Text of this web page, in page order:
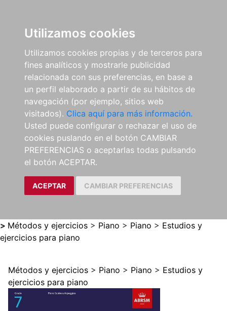
Utilizamos cookies
Utilizamos cookies propias y de terceros para
fines analíticos y mostrarle publicidad
relacionada con sus preferencias, en base a
un perfil elaborado a partir de su hábitos de
navegación (por ejemplo, sitios web
visitados). Clica aquí para más información.
Usted puede configurar o rechazar el uso de
cookies puslando en el botón CAMBIAR
PREFERENCIAS o aceptarlas todas pulsando
el botón ACEPTAR.
ACEPTAR CAMBIAR PREFERENCIAS
> Métodos y ejercicios > Piano > Piano > Estudios y
ejercicios para piano
Métodos y ejercicios > Piano > Piano > Estudios y
ejercicios para piano